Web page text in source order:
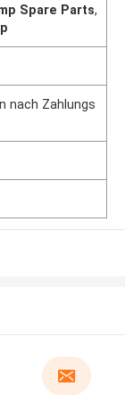
Spare Parts,
nach Zahlungs